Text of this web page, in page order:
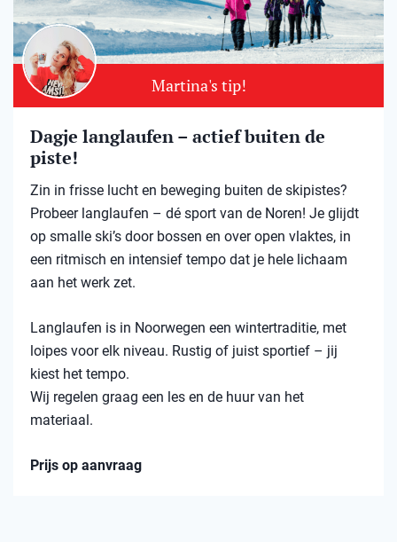
Martina's tip!
Dagje langlaufen – actief buiten de
piste!
Zin in frisse lucht en beweging buiten de skipistes?
Probeer langlaufen – dé sport van de Noren! Je glijdt
op smalle ski’s door bossen en over open vlaktes, in
een ritmisch en intensief tempo dat je hele lichaam
aan het werk zet.
Langlaufen is in Noorwegen een wintertraditie, met
loipes voor elk niveau. Rustig of juist sportief – jij
kiest het tempo.
Wij regelen graag een les en de huur van het
materiaal.
Prijs op aanvraag